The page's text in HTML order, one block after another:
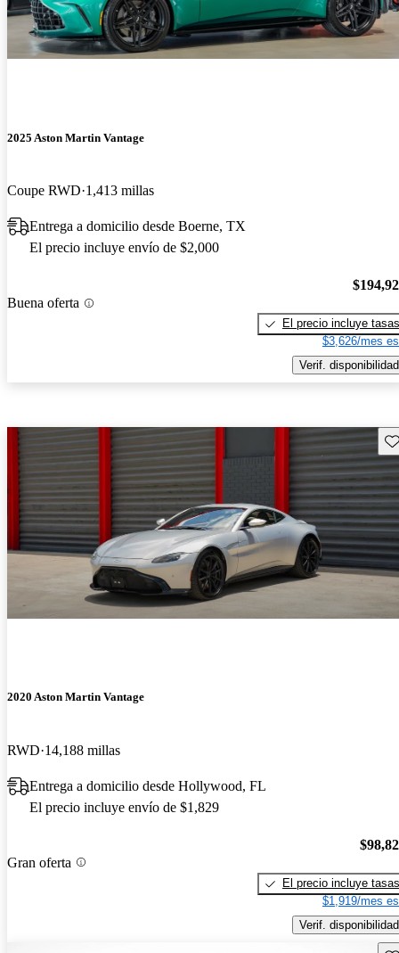
2025 Aston Martin Vantage
Coupe RWD 1,413 millas
Entrega a domicilio desde Boerne, TX
El precio incluye envío de $2,000
Buena oferta
El precio incluye tasas
$3,626/mes
Verif. disponibilidad
2020 Aston Martin Vantage
RWD 14,188 millas
Entrega a domicilio desde Hollywood, FL
El precio incluye envío de $1,829
Gran oferta
El precio incluye tasas
$1,919/mes
Verif. disponibilidad